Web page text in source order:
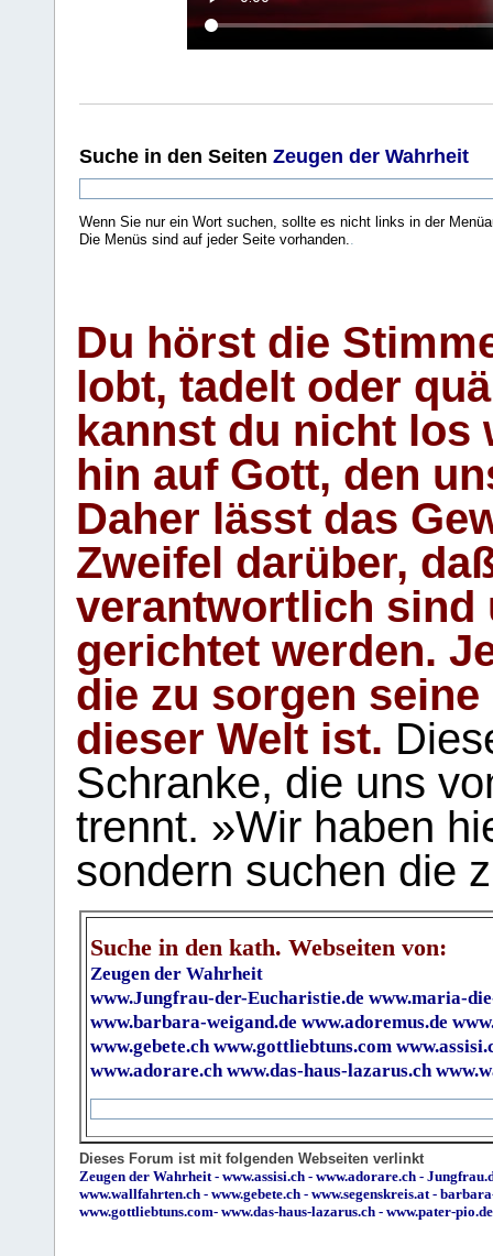
Suche in den Seiten Zeugen der Wahrheit
Wenn Sie nur ein Wort suchen, sollte es nicht links in der
Die Menüs sind auf jeder Seite vorhanden..
Du hörst die
lobt, tadelt oder
kannst du nicht los
hin auf Gott, den
Daher lässt das
Zweifel darüber,
verantwortlich sind
gerichtet werden.
die zu sorgen
dieser Welt ist.
Schranke, die uns
trennt. »Wir haben
sondern suchen die
Suche in den kath. Webseiten von:
Zeugen der Wahrheit
www.Jungfrau-der-Eucharistie.de www.maria-
www.barbara-weigand.de www.adoremus.de
www.gebete.ch www.gottliebtuns.com
www.adorare.ch www.das-haus-lazarus.ch
Dieses Forum ist mit folgenden Webseiten verlinkt
Zeugen der Wahrheit- www.assisi.ch - www.adorare.ch -
www.wallfahrten.ch - www.gebete.ch - www.segenskreis.at-
www.gottliebtuns.com- www.das-haus-lazarus.ch - www.pater-pio.de